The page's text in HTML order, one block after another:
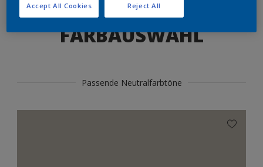
FARBAUSWAHL
Passende Neutralfarbtöne
Reject All
Accept All Cookies